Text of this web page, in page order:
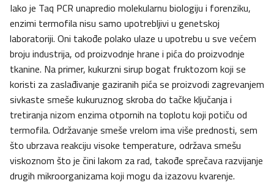
Iako je Taq PCR unapredio molekularnu biologiju i forenziku,
enzimi termofila nisu samo upotrebljivi u genetskoj
laboratoriji. Oni takođe polako ulaze u upotrebu u sve većem
broju industrija, od proizvodnje hrane i pića do proizvodnje
tkanine. Na primer, kukurzni sirup bogat fruktozom koji se
koristi za zaslađivanje gaziranih pića se proizvodi zagrevanjem
sivkaste smeše kukuruznog skroba do tačke ključanja i
tretiranja nizom enzima otpornih na toplotu koji potiču od
termofila. Održavanje smeše vrelom ima više prednosti, sem
što ubrzava reakciju visoke temperature, održava smešu
viskoznom što je čini lakom za rad, takođe sprečava razvijanje
drugih mikroorganizama koji mogu da izazovu kvarenje.